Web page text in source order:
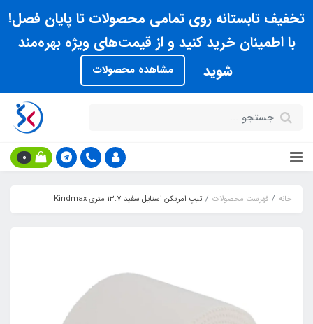
تخفیف تابستانه روی تمامی محصولات تا پایان فصل!
با اطمینان خرید کنید و از قیمت‌های ویژه بهره‌مند
شوید
مشاهده محصولات
0
خانه فهرست محصولات تيپ امريکن استايل سفيد 13.7 متري Kindmax